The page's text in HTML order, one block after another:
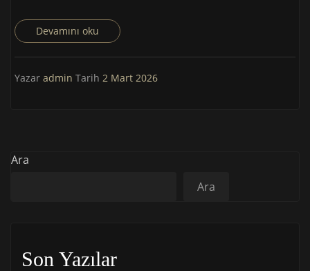
Devamını oku
Yazar admin Tarih 2 Mart 2026
Ara
Ara
Son Yazılar